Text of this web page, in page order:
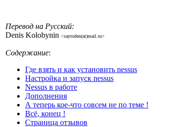
Перевод на Русский:
Denis Kolobynin <saytoden(at)mail.ru>
Содержание:
Где взять и как установить nessus
Настройка и запуск nessus
Nessus в работе
Дополнения
А теперь кое-что совсем не по теме !
Всё, конец !
Страница отзывов